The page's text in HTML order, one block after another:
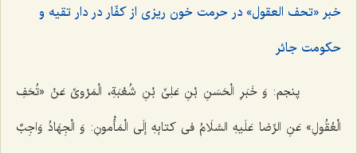
خبر «تحف العقول» در حرمت خون ریزى از كفّار در دار تقیه و
حكومت جائر
پنجم:وَ خَبَرِ الْحَسَنِ بْنِ عَلِىِّ بْنِ شُعْبَةِ، الْمَرْوىِّ عَنْ «تُحَفِ
الْعُقُولِ» عَنِ الرِّضا عَلَیهِ السَّلَامُ فى کتابِهِ إلَى الْمَأْمونِ: وَ الْجِهَادُ وَاجِبٌ